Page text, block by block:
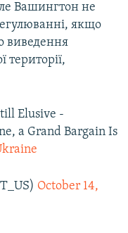
Вашингтон не
якщо
виведення
території,
Elusive -
a Grand Bargain Is
October 14,